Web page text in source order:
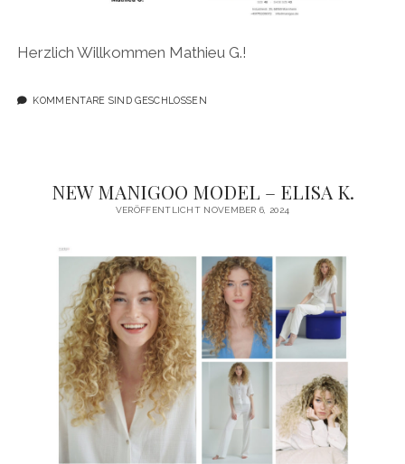
Herzlich Willkommen Mathieu G.!
KOMMENTARE SIND GESCHLOSSEN
NEW MANIGOO MODEL – ELISA K.
VERÖFFENTLICHT NOVEMBER 6, 2024